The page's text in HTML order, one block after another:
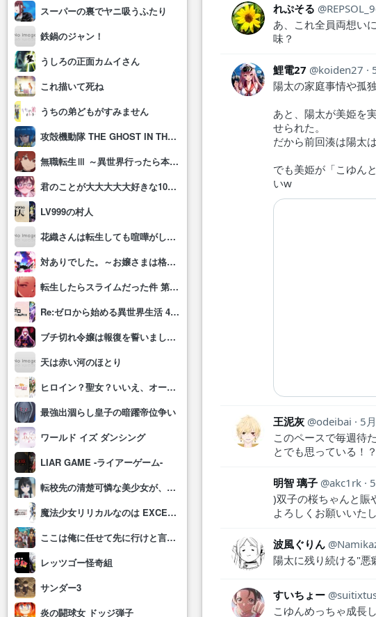
スーパーの裏でヤニ吸うふたり
鉄鍋のジャン！
うしろの正面カムイさん
これ描いて死ね
うちの弟どもがすみません
攻殻機動隊 THE GHOST IN THE SHELL
無職転生Ⅲ ～異世界行ったら本気だす～
君のことが大大大大大好きな100人の彼女(第3期)
LV999の村人
花織さんは転生しても喧嘩がしたい
対ありでした。～お嬢さまは格闘ゲームなんてしない～
転生したらスライムだった件 第4期
Re:ゼロから始める異世界生活 4th season
ブチ切れ令嬢は報復を誓いました。 ～魔導書の力で祖国を叩き潰します～
天は赤い河のほとり
ヒロイン？聖女？いいえ、オールワークスメイドです(誇)！
最強出涸らし皇子の暗躍帝位争い
ワールド イズ ダンシング
LIAR GAME -ライアーゲーム-
転校先の清楚可憐な美少女が、昔男子と思って一緒に遊んだ幼馴染だった件
魔法少女リリカルなのは EXCEEDS Gun Blaze Vengeance
ここは俺に任せて先に行けと言ってから10年がたったら伝説になっていた。
レッツゴー怪奇組
サンダー3
炎の闘球女 ドッジ弾子
れぷそる
あ、これ全員両想い
味？
鯉電27 koiden27
陽太の家庭事情や孤
あと、陽太が美姫を
せられた。
だから前回湊は陽太
でも美姫が「こゆん
いw
王泥灰 odeibai
5
このペースで毎週待
とでも思っている！
明智 璃子 akc1rk
)双子の桜ちゃんと賑
よろしくお願いいた
波風ぐりん
陽太に残り続ける"悪
すいちょー
こゆんめっちゃ成長